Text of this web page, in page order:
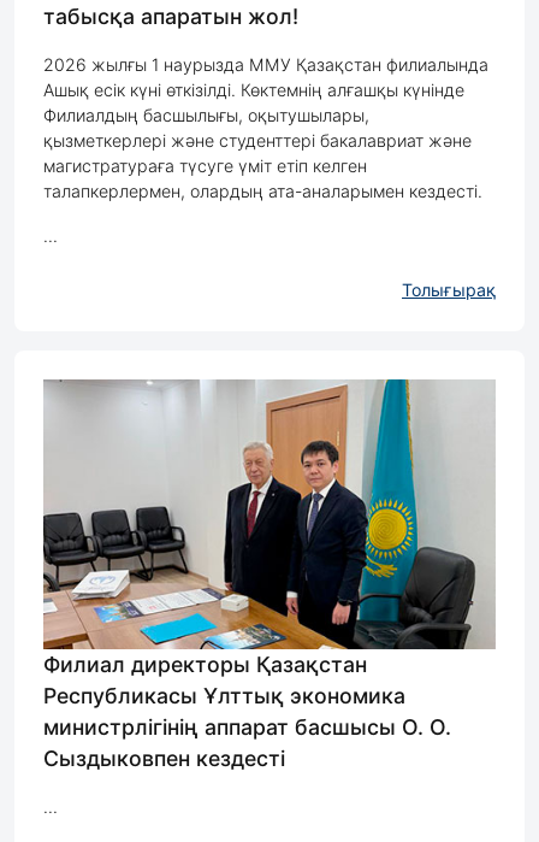
табысқа апаратын жол!
2026 жылғы 1 наурызда ММУ Қазақстан филиалында
Ашық есік күні өткізілді. Көктемнің алғашқы күнінде
Филиалдың басшылығы, оқытушылары,
қызметкерлері және студенттері бакалавриат және
магистратураға түсуге үміт етіп келген
талапкерлермен, олардың ата-аналарымен кездесті.
...
Толығырақ
Филиал директоры Қазақстан
Республикасы Ұлттық экономика
министрлігінің аппарат басшысы О. О.
Сыздыковпен кездесті
...